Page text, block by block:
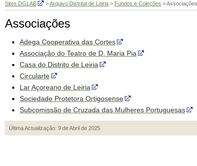
Sites DGLAB >Arquivo Distrital de Leiria > Fundos e Coleções >Associações
Associações
Adega Cooperativa das Cortes
Associação do Teatro de D. Maria Pia
Casa do Distrito de Leiria
Circularte
Lar Açoreano de Leiria
Sociedade Protetora Ortigosense
Subcomissão de Cruzada das Mulheres Portuguesas
Última Actualização: 9 de Abril de 2025